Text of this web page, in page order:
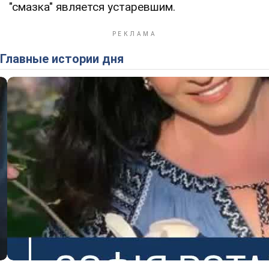
"смазка" является устаревшим.
Главные истории дня